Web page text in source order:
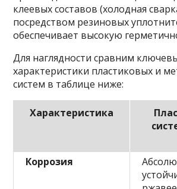
клеевых составов (холодная
посредством резиновых
обеспечивает высокую
Для наглядности сравним
характеристики пластиковых и
систем в таблице ниже:
Характеристика
Коррозия